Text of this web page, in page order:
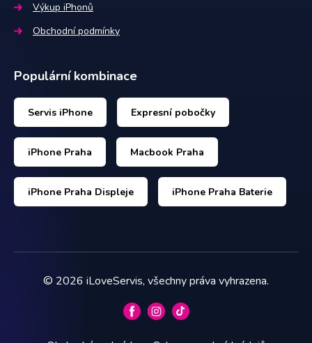
Výkup iPhonů
Obchodní podmínky
Populární kombinace
Servis iPhone Expresní pobočky
iPhone Praha Macbook Praha
iPhone Praha Displeje iPhone Praha Baterie
© 2026 iLoveServis, všechny práva vyhrazena.